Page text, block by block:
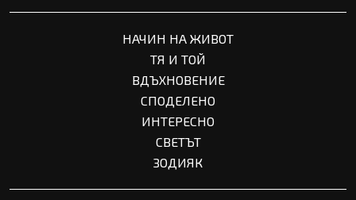
НАЧИН НА ЖИВОТ
ТЯ И ТОЙ
ВДЪХНОВЕНИЕ
СПОДЕЛЕНО
ИНТЕРЕСНО
СВЕТЪТ
ЗОДИЯК